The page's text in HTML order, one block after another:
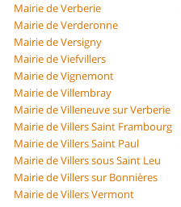
Mairie de Verberie
Mairie de Verderonne
Mairie de Versigny
Mairie de Viefvillers
Mairie de Vignemont
Mairie de Villembray
Mairie de Villeneuve sur Verberie
Mairie de Villers Saint Frambourg
Mairie de Villers Saint Paul
Mairie de Villers sous Saint Leu
Mairie de Villers sur Bonnières
Mairie de Villers Vermont